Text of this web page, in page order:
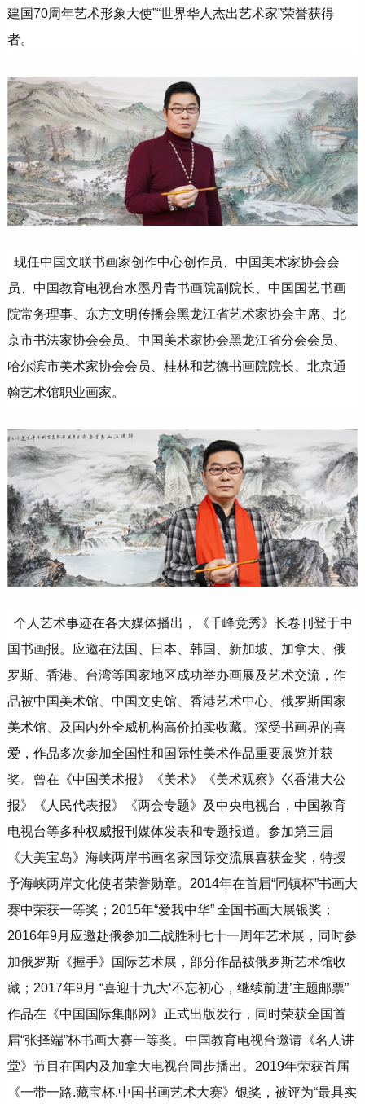
建国70周年艺术形象大使”“世界华人杰出艺术家”荣誉获得
者。
现任中国文联书画家创作中心创作员、中国美术家协会会
员、中国教育电视台水墨丹青书画院副院长、中国国艺书画
院常务理事、东方文明传播会黑龙江省艺术家协会主席、北
京市书法家协会会员、中国美术家协会黑龙江省分会会员、
哈尔滨市美术家协会会员、桂林和艺德书画院院长、北京通
翰艺术馆职业画家。
个人艺术事迹在各大媒体播出，《千峰竞秀》长卷刊登于中
国书画报。应邀在法国、日本、韩国、新加坡、加拿大、俄
罗斯、香港、台湾等国家地区成功举办画展及艺术交流，作
品被中国美术馆、中国文史馆、香港艺术中心、俄罗斯国家
美术馆、及国内外全威机构高价拍卖收藏。深受书画界的喜
爱，作品多次参加全国性和国际性美术作品重要展览并获
奖。曾在《中国美术报》《美术》《美术观察》巜香港大公
报》《人民代表报》《两会专题》及中央电视台，中国教育
电视台等多种权威报刊媒体发表和专题报道。参加第三届
《大美宝岛》海峡两岸书画名家国际交流展喜获金奖，特授
予海峡两岸文化使者荣誉勋章。2014年在首届“同镇杯”书画大
赛中荣获一等奖；2015年“爱我中华” 全国书画大展银奖；
2016年9月应邀赴俄参加二战胜利七十一周年艺术展，同时参
加俄罗斯《握手》国际艺术展，部分作品被俄罗斯艺术馆收
藏；2017年9月 “喜迎十九大‘不忘初心，继续前进’主题邮票”
作品在《中国国际集邮网》正式出版发行，同时荣获全国首
届“张择端”杯书画大赛一等奖。中国教育电视台邀请《名人讲
堂》节目在国内及加拿大电视台同步播出。2019年荣获首届
《一带一路.藏宝杯.中国书画艺术大赛》银奖，被评为“最具实